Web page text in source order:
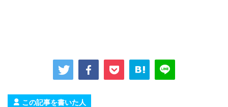
この記事を書いた人